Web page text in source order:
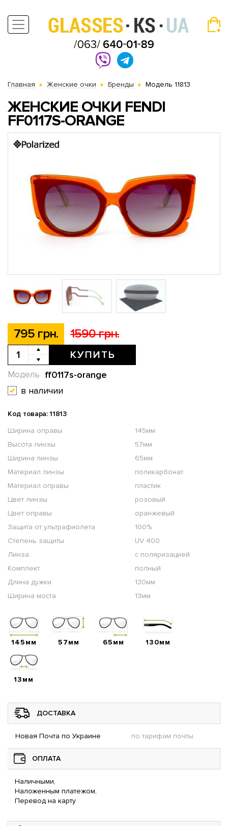
Главная Женские очки Бренды Модель 11813
ЖЕНСКИЕ ОЧКИ FENDI
FF0117S-ORANGE
795 грн. 1590 грн.
КУПИТЬ
ff0117s-orange
Модель
в наличии
Код товара: 11813
Ширина оправы
145мм
Высота линзы
57мм
Ширина линзы
65мм
Материал линзы
поликарбонат
Материал оправы
пластик
Цвет линзы
розовый
Цвет оправы
оранжевый
Защита от ультрафиолета
100%
Степень защиты
UV 400
Линза
с поляризацией
Комплект
полный
Длина дужки
130мм
Ширина моста
13мм
145мм 57мм 65мм 130мм
13мм
ДОСТАВКА
Новая Почта по Украине по тарифам почты
ОПЛАТА
Наличными,
Наложенным платежом,
Перевод на карту